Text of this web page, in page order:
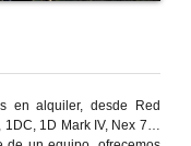
en alquiler, desde Red
1DC, 1D Mark IV, Nex 7…